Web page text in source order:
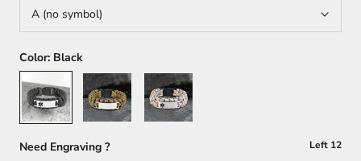
A (no symbol)
Color: Black
Black
Brown Multicolour
Need Engraving ? Left 12